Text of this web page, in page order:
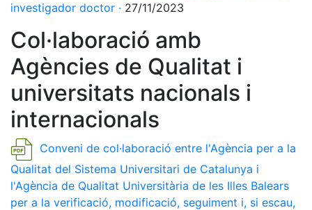
investigador doctor · 27/11/2023
Col·laboració amb
Agències de Qualitat i
universitats nacionals i
internacionals
Conveni de col·laboració entre l'Agència per a la
Qualitat del Sistema Universitari de Catalunya i
l'Agència de Qualitat Universitària de les Illes Balears
per a la verificació, modificació, seguiment i, si escau,